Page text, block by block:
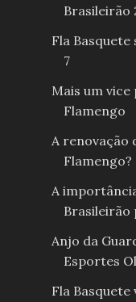
Brasileirão
Fla
7
Mais um vice
Flamengo
A renovação
Flamengo?
A
Brasileirão
Anjo da
Esportes
Fla